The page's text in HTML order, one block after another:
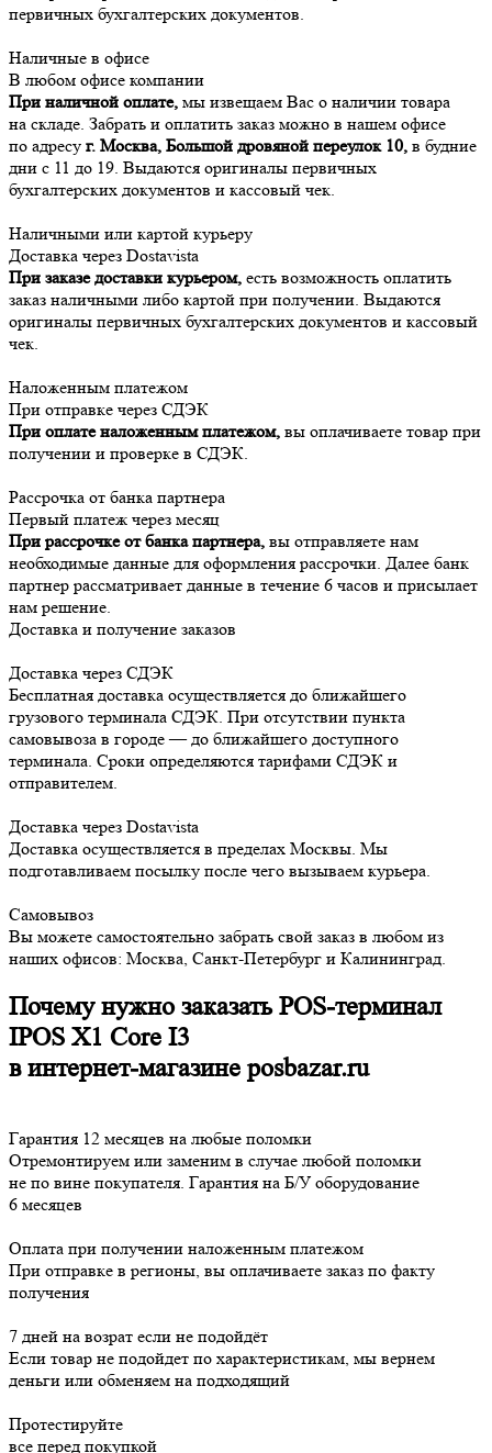
первичных бухгалтерских документов.
Наличные в офисе
В любом офисе компании
При наличной оплате, мы извещаем Вас о наличии товара
на складе. Забрать и оплатить заказ можно в нашем офисе
по адресу г. Москва, Большой дровяной переулок 10, в будние
дни с 11 до 19. Выдаются оригиналы первичных
бухгалтерских документов и кассовый чек.
Наличными или картой курьеру
Доставка через Dostavista
При заказе доставки курьером, есть возможность оплатить
заказ наличными либо картой при получении. Выдаются
оригиналы первичных бухгалтерских документов и кассовый
чек.
Наложенным платежом
При отправке через СДЭК
При оплате наложенным платежом, вы оплачиваете товар при
получении и проверке в СДЭК.
Рассрочка от банка партнера
Первый платеж через месяц
При рассрочке от банка партнера, вы отправляете нам
необходимые данные для оформления рассрочки. Далее банк
партнер рассматривает данные в течение 6 часов и присылает
нам решение.
Доставка и получение заказов
Доставка через СДЭК
Бесплатная доставка осуществляется до ближайшего
грузового терминала СДЭК. При отсутствии пункта
самовывоза в городе — до ближайшего доступного
терминала. Сроки определяются тарифами СДЭК и
отправителем.
Доставка через Dostavista
Доставка осуществляется в пределах Москвы. Мы
подготавливаем посылку после чего вызываем курьера.
Самовывоз
Вы можете самостоятельно забрать свой заказ в любом из
наших офисов: Москва, Санкт-Петербург и Калининград.
Почему нужно заказать POS-терминал
IPOS X1 Core I3
в интернет-магазине posbazar.ru
Гарантия 12 месяцев на любые поломки
Отремонтируем или заменим в случае любой поломки
не по вине покупателя. Гарантия на Б/У оборудование
6 месяцев
Оплата при получении наложенным платежом
При отправке в регионы, вы оплачиваете заказ по факту
получения
7 дней на возрат если не подойдёт
Если товар не подойдет по характеристикам, мы вернем
деньги или обменяем на подходящий
Протестируйте
все перед покупкой